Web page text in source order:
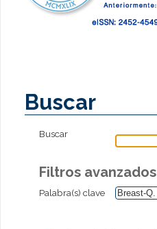
Buscar
Buscar
Filtros avanzados
Palabra(s) clave